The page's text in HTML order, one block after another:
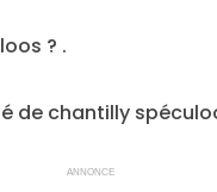
? .
de chantilly
ANNONCE